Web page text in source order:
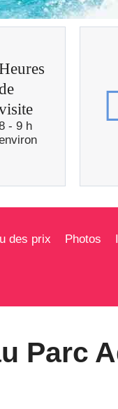
- 9 h
des prix Photos
Parc